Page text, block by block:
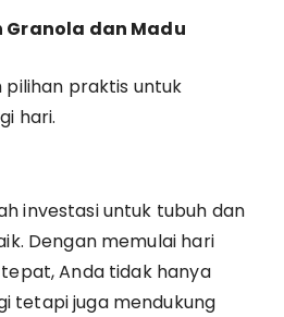
dan Madu
pilihan praktis untuk
hari.
investasi untuk tubuh dan
Dengan memulai hari
Anda tidak hanya
tetapi juga mendukung